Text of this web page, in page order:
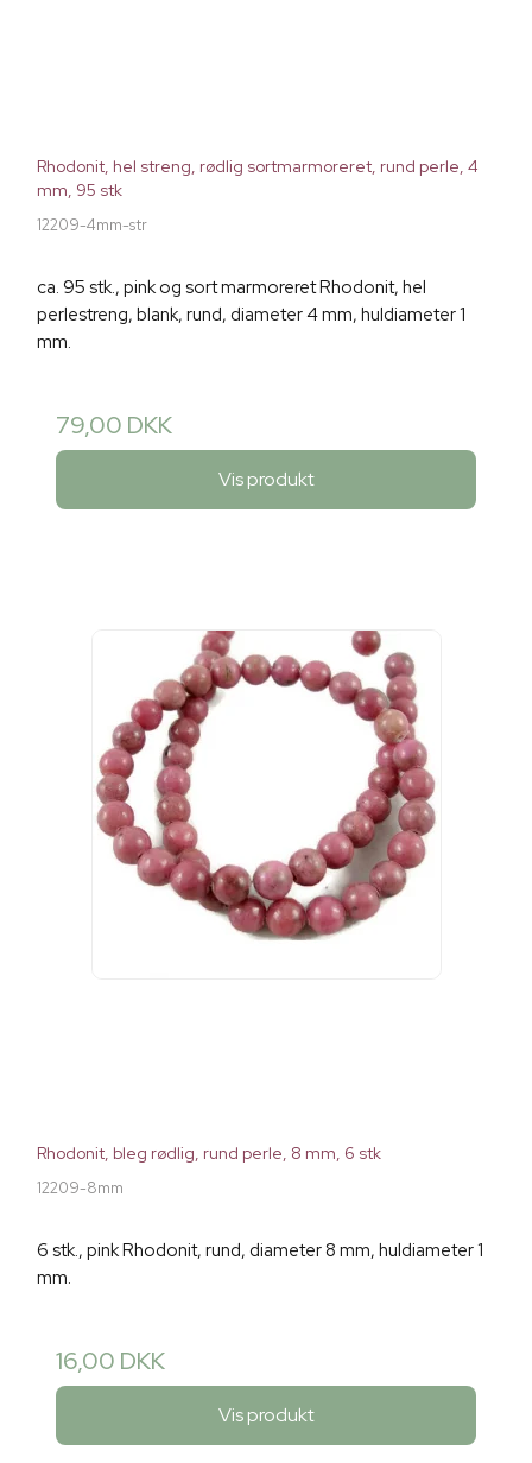
Rhodonit, hel streng, rødlig sortmarmoreret, rund perle, 4
mm, 95 stk
12209-4mm-str
ca. 95 stk., pink og sort marmoreret Rhodonit, hel
perlestreng, blank, rund, diameter 4 mm, huldiameter 1
mm.
79,00 DKK
Vis produkt
Rhodonit, bleg rødlig, rund perle, 8 mm, 6 stk
12209-8mm
6 stk., pink Rhodonit, rund, diameter 8 mm, huldiameter 1
mm.
16,00 DKK
Vis produkt